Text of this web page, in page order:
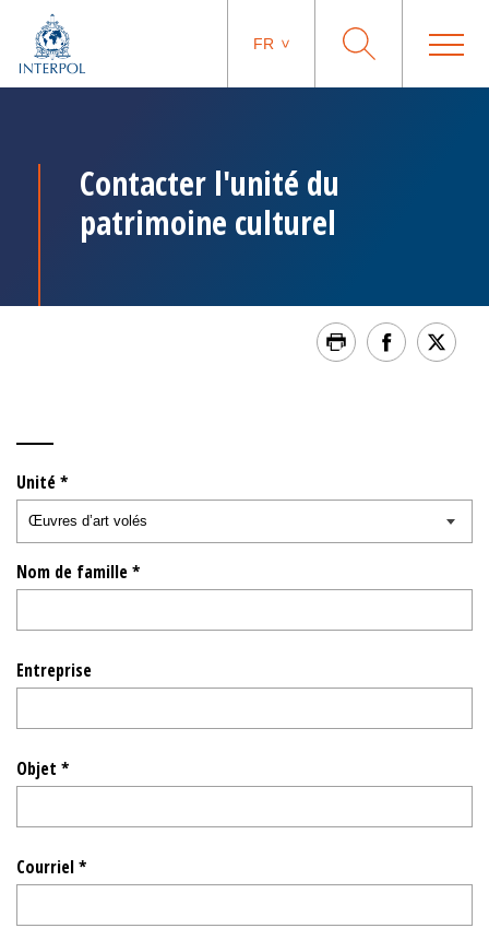
FR
Contacter l'unité du
patrimoine culturel
Unité *
Nom de famille *
Entreprise
Objet *
Courriel *